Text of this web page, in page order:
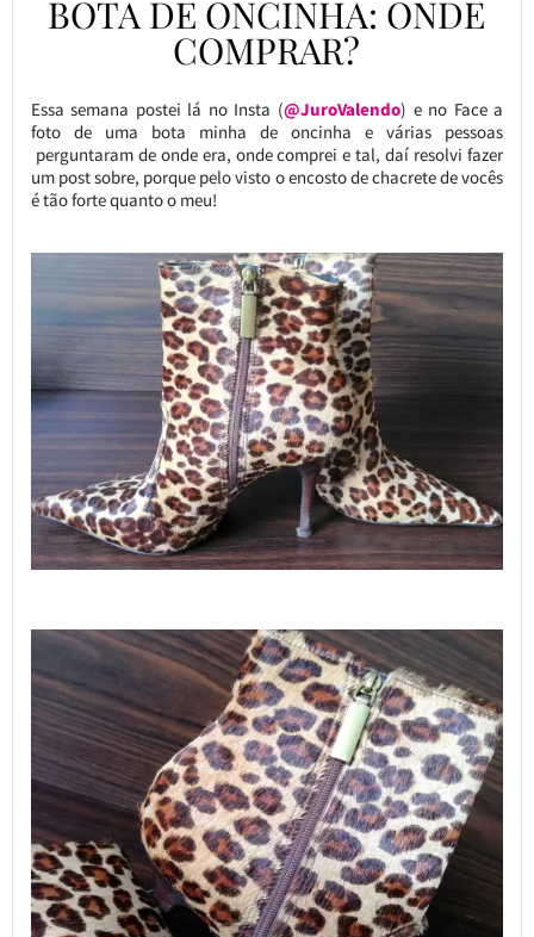
BOTA DE ONCINHA: ONDE
COMPRAR?
Essa semana postei lá no Insta (@JuroValendo) e no Face a
foto de uma bota minha de oncinha e várias pessoas
perguntaram de onde era, onde comprei e tal, daí resolvi fazer
um post sobre, porque pelo visto o encosto de chacrete de vocês
é tão forte quanto o meu!